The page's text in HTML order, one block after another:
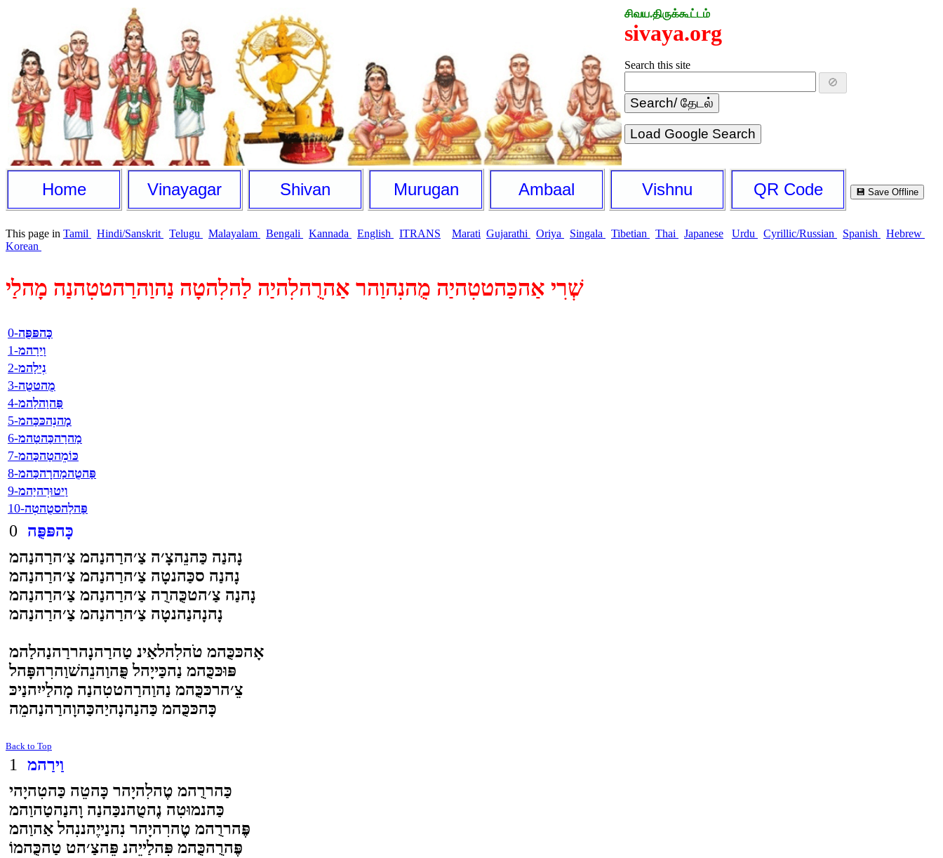
சிவய.திருக்கூட்டம்
sivaya.org
Search this site
🚫
Load Google Search
Home Vinayagar Shivan Murugan Ambaal Vishnu QR Code 💾 Save Offline
This page in Tamil Hindi/Sanskrit Telugu Malayalam Bengali Kannada English ITRANS Marati Gujarathi Oriya Singala Tibetian Thai Japanese Urdu Cyrillic/Russian Spanish
Hebrew
Korean
שְׁרִי אַהכַּהטטִהיַה מֻהנִהוַהר אַהרֻהלִהיַה לַהלִהטָה נַהוַהרַהטטִהנַה מָהלַי
0-כָּהפּפֻּה
1-וַירַהמ
2-נִילַהמ
3-מֻהטטֻה
4-פַּהוַהלַהמ
5-מָהנִהכּכַּהמ
6-מַהרַהכַּהטַהמ
7-כּוֹמֵהטַהכַּהמ
8-פַּהטֻהמַהרָהכַּהמ
9-וַיטוּרִהיַהמ
10-פַּהלַהסטֻהטִה
0
כָּהפּפֻּה
נָהנַה כַּהנֵהצָ׳ה צַ׳הרַהנַהמ צַ׳הרַהנַהמ
נָהנַה סכַּהנטָה צַ׳הרַהנַהמ צַ׳הרַהנַהמ
נָהנַה צַ׳הטכֻּהרֻה צַ׳הרַהנַהמ צַ׳הרַהנַהמ
נָהנָהנַהנטָה צַ׳הרַהנַהמ צַ׳הרַהנַהמ
אָהכּכֻּהמ טֹהלִהלאַינ טַהרַהנָהררַהנַהלַהמ
פּוּכּכֻּהמ נַהכַּייָהל פֻּהוַהנֵהשׁוַהרִהפָּהל
צֵ׳הרכּכֻּהמ נַהוַהרַהטטִהנַה מָהלַייִהנַיכּ
כָּהכּכֻּהמ כַּהנַהנָהיַהכַּהוָהרַהנַהמֵה
Back to Top
1 וַירַהמ
כַּהררֻהמ טֶהלִהיָהר כָּהטֵה כַּהטִהיָהי
כַּהנמוּטִה נֶהטֻהנכַּהנַה וָהנַהטַהוַהמ
פֶּהררֻהמ טֶהרִהיָהר נִהנַייֶהננִהל אַהוַהמ
פֶּהרֻהכֻּהמ פִּהלַייֵהנ פֵּהצַ׳הט טַהכֻּהמוֹ